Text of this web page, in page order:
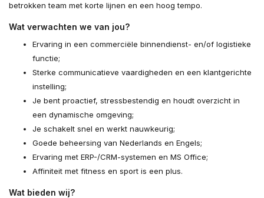
betrokken team met korte lijnen en een hoog tempo.
Wat verwachten we van jou?
Ervaring in een commerciële binnendienst- en/of logistieke
functie;
Sterke communicatieve vaardigheden en een klantgerichte
instelling;
Je bent proactief, stressbestendig en houdt overzicht in
een dynamische omgeving;
Je schakelt snel en werkt nauwkeurig;
Goede beheersing van Nederlands en Engels;
Ervaring met ERP-/CRM-systemen en MS Office;
Affiniteit met fitness en sport is een plus.
Wat bieden wij?